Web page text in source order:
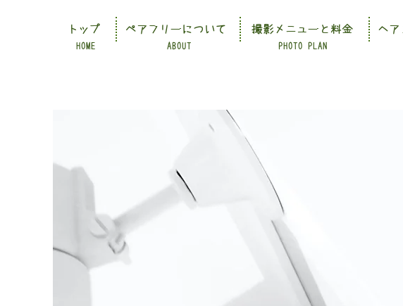
HOME ABOUT PHOTO PLAN
トップ ペアフリーについて 撮影メニューと料金 ヘア